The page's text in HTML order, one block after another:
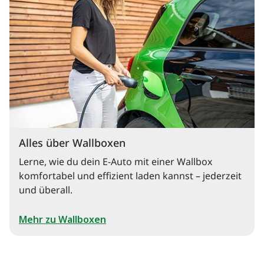
Alles über Wallboxen
Lerne, wie du dein E-Auto mit einer Wallbox
komfortabel und effizient laden kannst – jederzeit
und überall.
Mehr zu Wallboxen